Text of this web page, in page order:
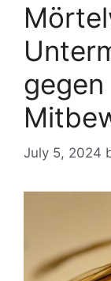
July 5, 2024